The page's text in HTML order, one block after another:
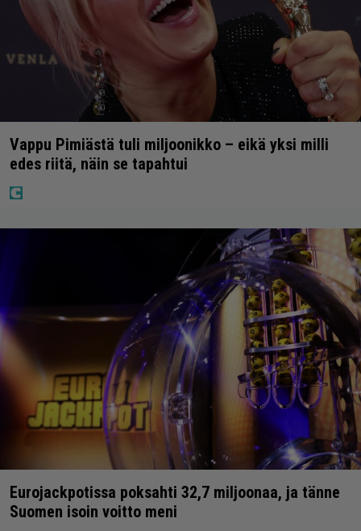
Vappu Pimiästä tuli miljoonikko – eikä yksi milli
edes riitä, näin se tapahtui
Eurojackpotissa poksahti 32,7 miljoonaa, ja tänne
Suomen isoin voitto meni